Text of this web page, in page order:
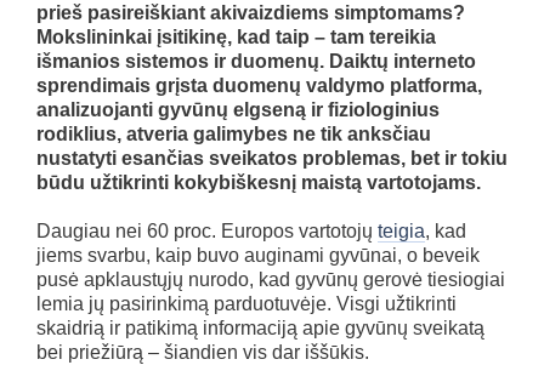
prieš pasireiškiant akivaizdiems simptomams?
Mokslininkai įsitikinę, kad taip – tam tereikia
išmanios sistemos ir duomenų. Daiktų interneto
sprendimais grįsta duomenų valdymo platforma,
analizuojanti gyvūnų elgseną ir fiziologinius
rodiklius, atveria galimybes ne tik anksčiau
nustatyti esančias sveikatos problemas, bet ir tokiu
būdu užtikrinti kokybiškesnį maistą vartotojams.
Daugiau nei 60 proc. Europos vartotojų teigia, kad
jiems svarbu, kaip buvo auginami gyvūnai, o beveik
pusė apklaustųjų nurodo, kad gyvūnų gerovė tiesiogiai
lemia jų pasirinkimą parduotuvėje. Visgi užtikrinti
skaidrią ir patikimą informaciją apie gyvūnų sveikatą
bei priežiūrą – šiandien vis dar iššūkis.